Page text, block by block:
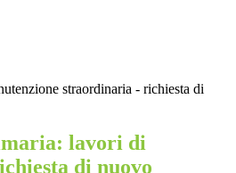
straordinaria - richiesta di
lavori di
di nuovo